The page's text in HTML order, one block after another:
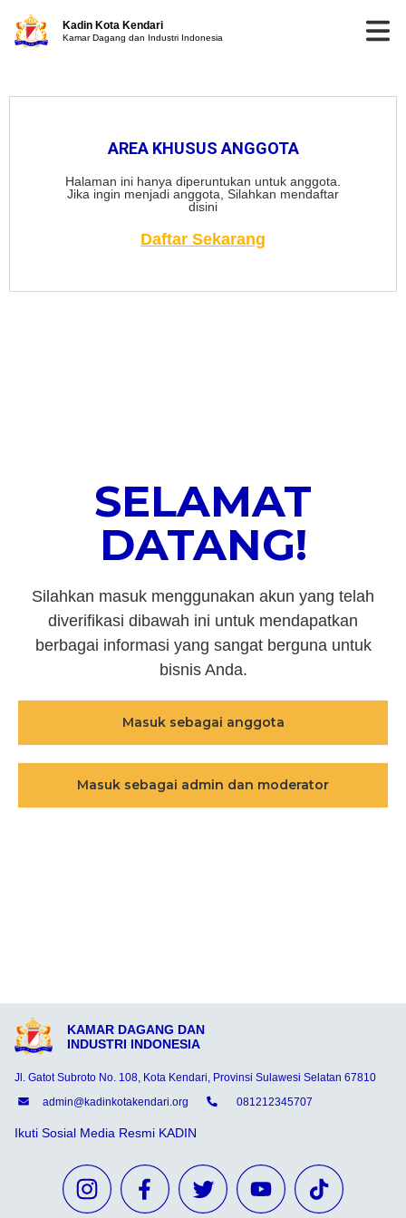
Kadin Kota Kendari
Kamar Dagang dan Industri Indonesia
AREA KHUSUS ANGGOTA
Halaman ini hanya diperuntukan untuk anggota.
Jika ingin menjadi anggota, Silahkan mendaftar
disini
Daftar Sekarang
SELAMAT
DATANG!
Silahkan masuk menggunakan akun yang telah
diverifikasi dibawah ini untuk mendapatkan
berbagai informasi yang sangat berguna untuk
bisnis Anda.
Masuk sebagai anggota
Masuk sebagai admin dan moderator
KAMAR DAGANG DAN
INDUSTRI INDONESIA
Jl. Gatot Subroto No. 108, Kota Kendari, Provinsi Sulawesi Selatan 67810
admin@kadinkotakendari.org
081212345707
Ikuti Sosial Media Resmi KADIN